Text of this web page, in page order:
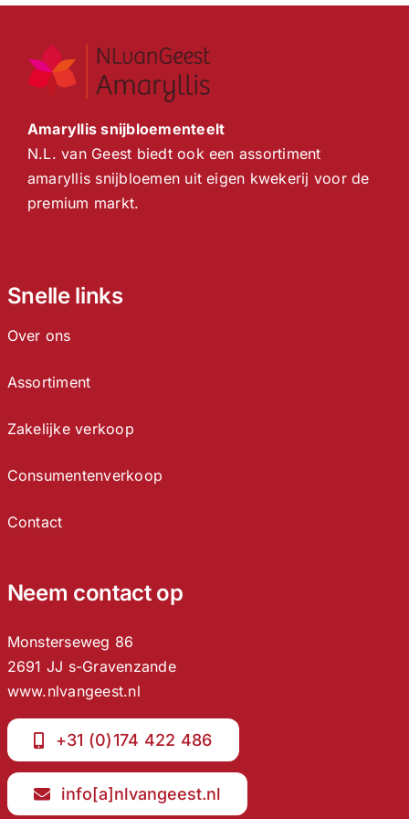
Amaryllis snijbloementeelt
N.L. van Geest biedt ook een assortiment
amaryllis snijbloemen uit eigen kwekerij voor de
premium markt.
Snelle links
Over ons
Assortiment
Zakelijke verkoop
Consumentenverkoop
Contact
Neem contact op
Monsterseweg 86
2691 JJ s-Gravenzande
www.nlvangeest.nl
+31 (0)174 422 486
info[a]nlvangeest.nl